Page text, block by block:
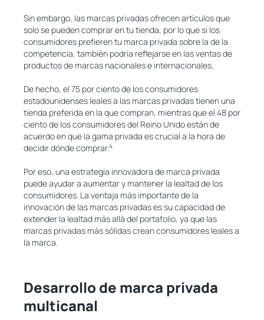
Sin embargo, las marcas privadas ofrecen artículos que
solo se pueden comprar en tu tienda, por lo que si los
consumidores prefieren tu marca privada sobre la de la
competencia, también podría reflejarse en las ventas de
productos de marcas nacionales e internacionales.
De hecho, el 75 por ciento de los consumidores
estadounidenses leales a las marcas privadas tienen una
tienda preferida en la que compran, mientras que el 48 por
ciento de los consumidores del Reino Unido están de
acuerdo en que la gama privada es crucial a la hora de
decidir dónde comprar.4
Por eso, una estrategia innovadora de marca privada
puede ayudar a aumentar y mantener la lealtad de los
consumidores. La ventaja más importante de la
innovación de las marcas privadas es su capacidad de
extender la lealtad más allá del portafolio, ya que las
marcas privadas más sólidas crean consumidores leales a
la marca.
Desarrollo de marca privada
multicanal